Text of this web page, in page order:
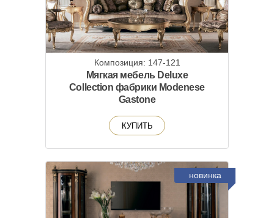
Композиция: 147-121
Мягкая мебель Deluxe
Collection фабрики Modenese
Gastone
КУПИТЬ
новинка